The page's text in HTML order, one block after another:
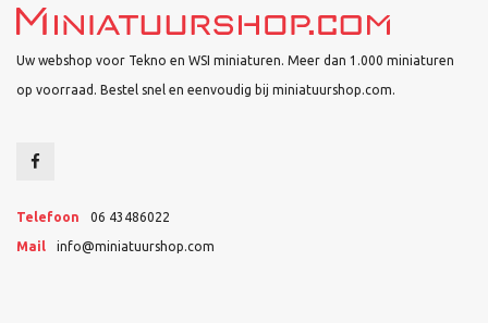
Uw webshop voor Tekno en WSI miniaturen. Meer dan 1.000 miniaturen
op voorraad. Bestel snel en eenvoudig bij miniatuurshop.com.
Telefoon 06 43486022
Mail info@miniatuurshop.com